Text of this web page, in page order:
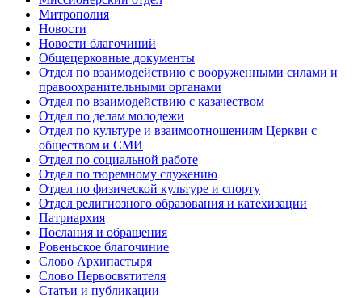
Митрополия
Новости
Новости благочиний
Общецерковные документы
Отдел по взаимодействию с вооруженными силами и
правоохранительными органами
Отдел по взаимодействию с казачеством
Отдел по делам молодежи
Отдел по культуре и взаимоотношениям Церкви с
обществом и СМИ
Отдел по социальной работе
Отдел по тюремному служению
Отдел по физической культуре и спорту
Отдел религиозного образования и катехизации
Патриархия
Послания и обращения
Ровеньское благочиние
Слово Архипастыря
Слово Первосвятителя
Статьи и публикации